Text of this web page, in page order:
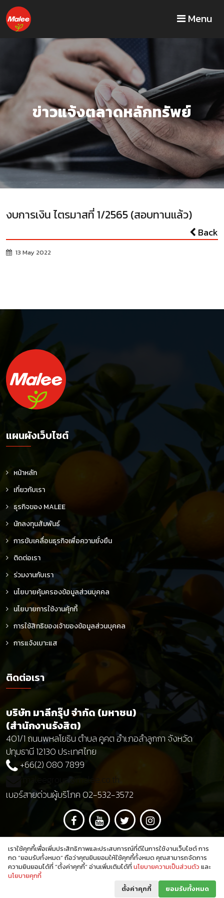
Menu
ข่าวแจ้งตลาดหลักทรัพย์
งบการเงิน ไตรมาสที่ 1/2565 (สอบทานแล้ว)
Back
13 May 2022
แผนผังเว็บไซต์
หน้าหลัก
เกี่ยวกับเรา
ธุรกิจของ MALEE
นักลงทุนสัมพันธ์
การขับเคลื่อนธุรกิจเพื่อความยั่งยืน
ติดต่อเรา
ร่วมงานกับเรา
นโยบายคุ้มครองข้อมูลส่วนบุคคล
นโยบายการใช้งานคุ้กกี้
การใช้สิทธิของเจ้าของข้อมูลส่วนบุคคล
การแจ้งเบาะแส
ติดต่อเรา
บริษัท มาลีกรุ๊ป จำกัด (มหาชน)
(สำนักงานรังสิต)
401/1 ถนนพหลโยธิน ตำบล คูคต อำเภอลำลูกกา จังหวัด
ปทุมธานี 12130 ประเทศไทย
+66(2) 080 7899
maleegroup@malee.co.th
เบอร์สายด่วนผู้บริโภค 02-532-3572
. All Rights Reserved.
เราใช้คุกกี้เพื่อเพิ่มประสิทธิภาพและประสบการณ์ที่ดีในการใช้งานเว็บไซต์ การ
กด “ยอมรับทั้งหมด” ถือว่าคุณยินยอมให้ใช้คุกกี้ทั้งหมด คุณสามารถจัดการ
ความยินยอมได้ที่ “ตั้งค่าคุกกี้” อ่านเพิ่มเติมได้ที่นโยบายความเป็นส่วนตัว และ
นโยบายคุกกี้
ตั้งค่าคุกกี้
ยอมรับทั้งหมด